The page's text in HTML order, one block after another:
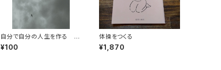
自分で自分の人生を作る -
book guide vol.1-【電子
版】
¥100
体操をつくる
¥1,870